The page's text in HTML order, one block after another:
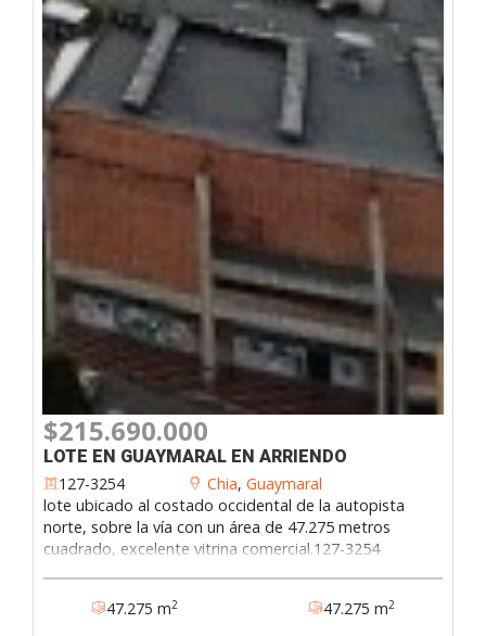
$215.690.000
LOTE EN GUAYMARAL EN ARRIENDO
127-3254
Chia, Guaymaral
lote ubicado al costado occidental de la autopista
norte, sobre la vía con un área de 47.275 metros
cuadrado, excelente vitrina comercial.127-3254
47.275 m2 47.275 m2